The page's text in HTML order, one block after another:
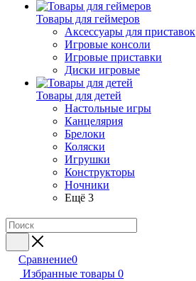
Товары для геймеров
Аксессуары для приставок
Игровые консоли
Игровые приставки
Диски игровые
Товары для детей
Настольные игры
Канцелярия
Брелоки
Коляски
Игрушки
Конструкторы
Ночники
Ещё 3
Сравнение0
Избранные товары 0